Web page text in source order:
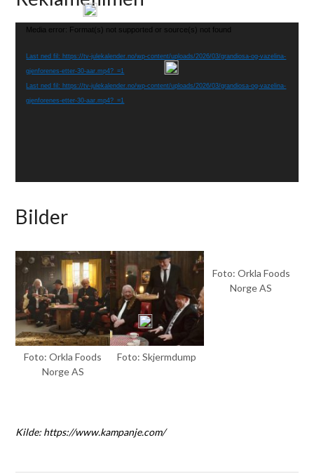
Videoavspiller
Media error: Format(s) not supported or source(s) not found
Last ned fil: https://tv-julekalender.no/wp-content/uploads/2026/03/grandiosa-og-vazelina-
gjenforenes-etter-30-aar.mp4?_=1
Last ned fil: https://tv-julekalender.no/wp-content/uploads/2026/03/grandiosa-og-vazelina-
gjenforenes-etter-30-aar.mp4?_=1
Bilder
Foto: Orkla Foods
Norge AS
Foto: Skjermdump
Foto: Orkla Foods
Norge AS
Kilde: https://www.kampanje.com/